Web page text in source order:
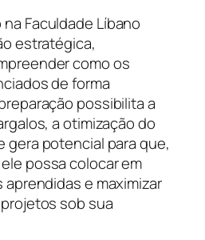
Faculdade Líbano
estratégica,
como os
de forma
possibilita a
a otimização do
gera potencial para que,
possa colocar em
e maximizar
sob sua